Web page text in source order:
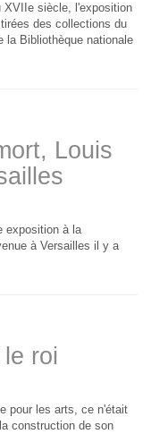
XVIIe siècle, l'exposition
des collections du
la Bibliothèque nationale
Louis
exposition à la
à Versailles il y a
roi
pour les arts, ce n'était
construction de son